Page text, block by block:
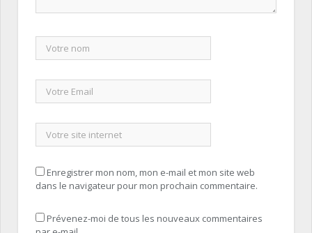
Enregistrer mon nom, mon e-mail et mon site web
dans le navigateur pour mon prochain commentaire.
Prévenez-moi de tous les nouveaux commentaires